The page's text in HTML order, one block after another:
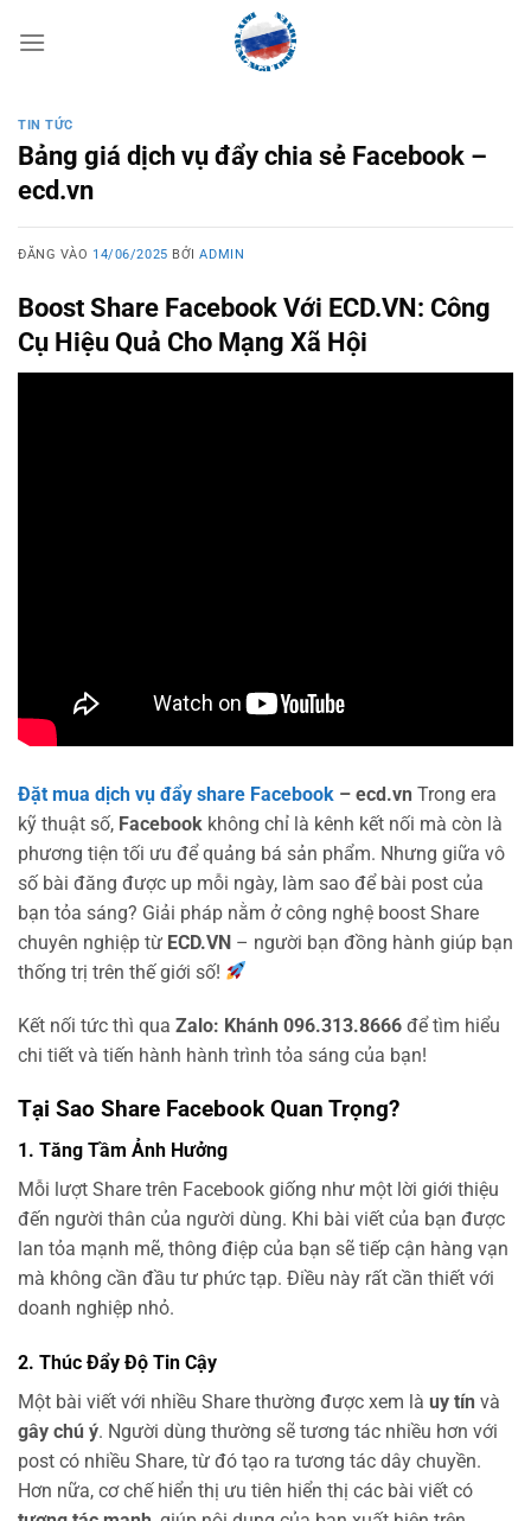
qua
TIN TỨC
Bảng giá dịch vụ đẩy chia sẻ Facebook –
ecd.vn
ĐĂNG VÀO 14/06/2025 BỞIADMIN
Boost Share Facebook Với ECD.VN: Công
Cụ Hiệu Quả Cho Mạng Xã Hội
Đặt mua dịch vụ đẩy share Facebook – ecd.vn Trong era
kỹ thuật số, Facebook không chỉ là kênh kết nối mà còn là
phương tiện tối ưu để quảng bá sản phẩm. Nhưng giữa vô
số bài đăng được up mỗi ngày, làm sao để bài post của
bạn tỏa sáng? Giải pháp nằm ở công nghệ boost Share
chuyên nghiệp từ ECD.VN – người bạn đồng hành giúp bạn
thống trị trên thế giới số!
Kết nối tức thì qua Zalo: Khánh 096.313.8666 để tìm hiểu
chi tiết và tiến hành hành trình tỏa sáng của bạn!
Tại Sao Share Facebook Quan Trọng?
1. Tăng Tầm Ảnh Hưởng
Mỗi lượt Share trên Facebook giống như một lời giới thiệu
đến người thân của người dùng. Khi bài viết của bạn được
lan tỏa mạnh mẽ, thông điệp của bạn sẽ tiếp cận hàng vạn
mà không cần đầu tư phức tạp. Điều này rất cần thiết với
doanh nghiệp nhỏ.
2. Thúc Đẩy Độ Tin Cậy
Một bài viết với nhiều Share thường được xem là uy tín và
gây chú ý. Người dùng thường sẽ tương tác nhiều hơn với
post có nhiều Share, từ đó tạo ra tương tác dây chuyền.
Hơn nữa, cơ chế hiển thị ưu tiên hiển thị các bài viết có